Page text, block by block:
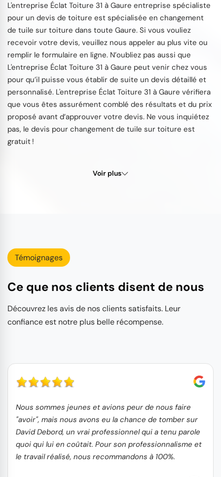
L'entreprise Éclat Toiture 31 à Gaure entreprise spécialiste
pour un devis de toiture est spécialisée en changement
de tuile sur toiture dans toute Gaure. Si vous vouliez
recevoir votre devis, veuillez nous appeler au plus vite ou
remplir le formulaire en ligne. N’oubliez pas aussi que
L'entreprise Éclat Toiture 31 à Gaure peut venir chez vous
pour qu’il puisse vous établir de suite un devis détaillé et
personnalisé. L'entreprise Éclat Toiture 31 à Gaure vérifiera
que vous êtes assurément comblé des résultats et du prix
proposé avant d’approuver votre devis. Ne vous inquiétez
pas, le devis pour changement de tuile sur toiture est
gratuit !
Voir plus
Témoignages
Ce que nos clients disent de nous
Découvrez les avis de nos clients satisfaits. Leur
confiance est notre plus belle récompense.
Nous sommes jeunes et avions peur de nous faire
"avoir", mais nous avons eu la chance de tomber sur
David Debord, un vrai professionnel qui a tenu parole
quoi qui lui en coûtait. Pour son professionnalisme et
le travail réalisé, nous recommandons à 100%.